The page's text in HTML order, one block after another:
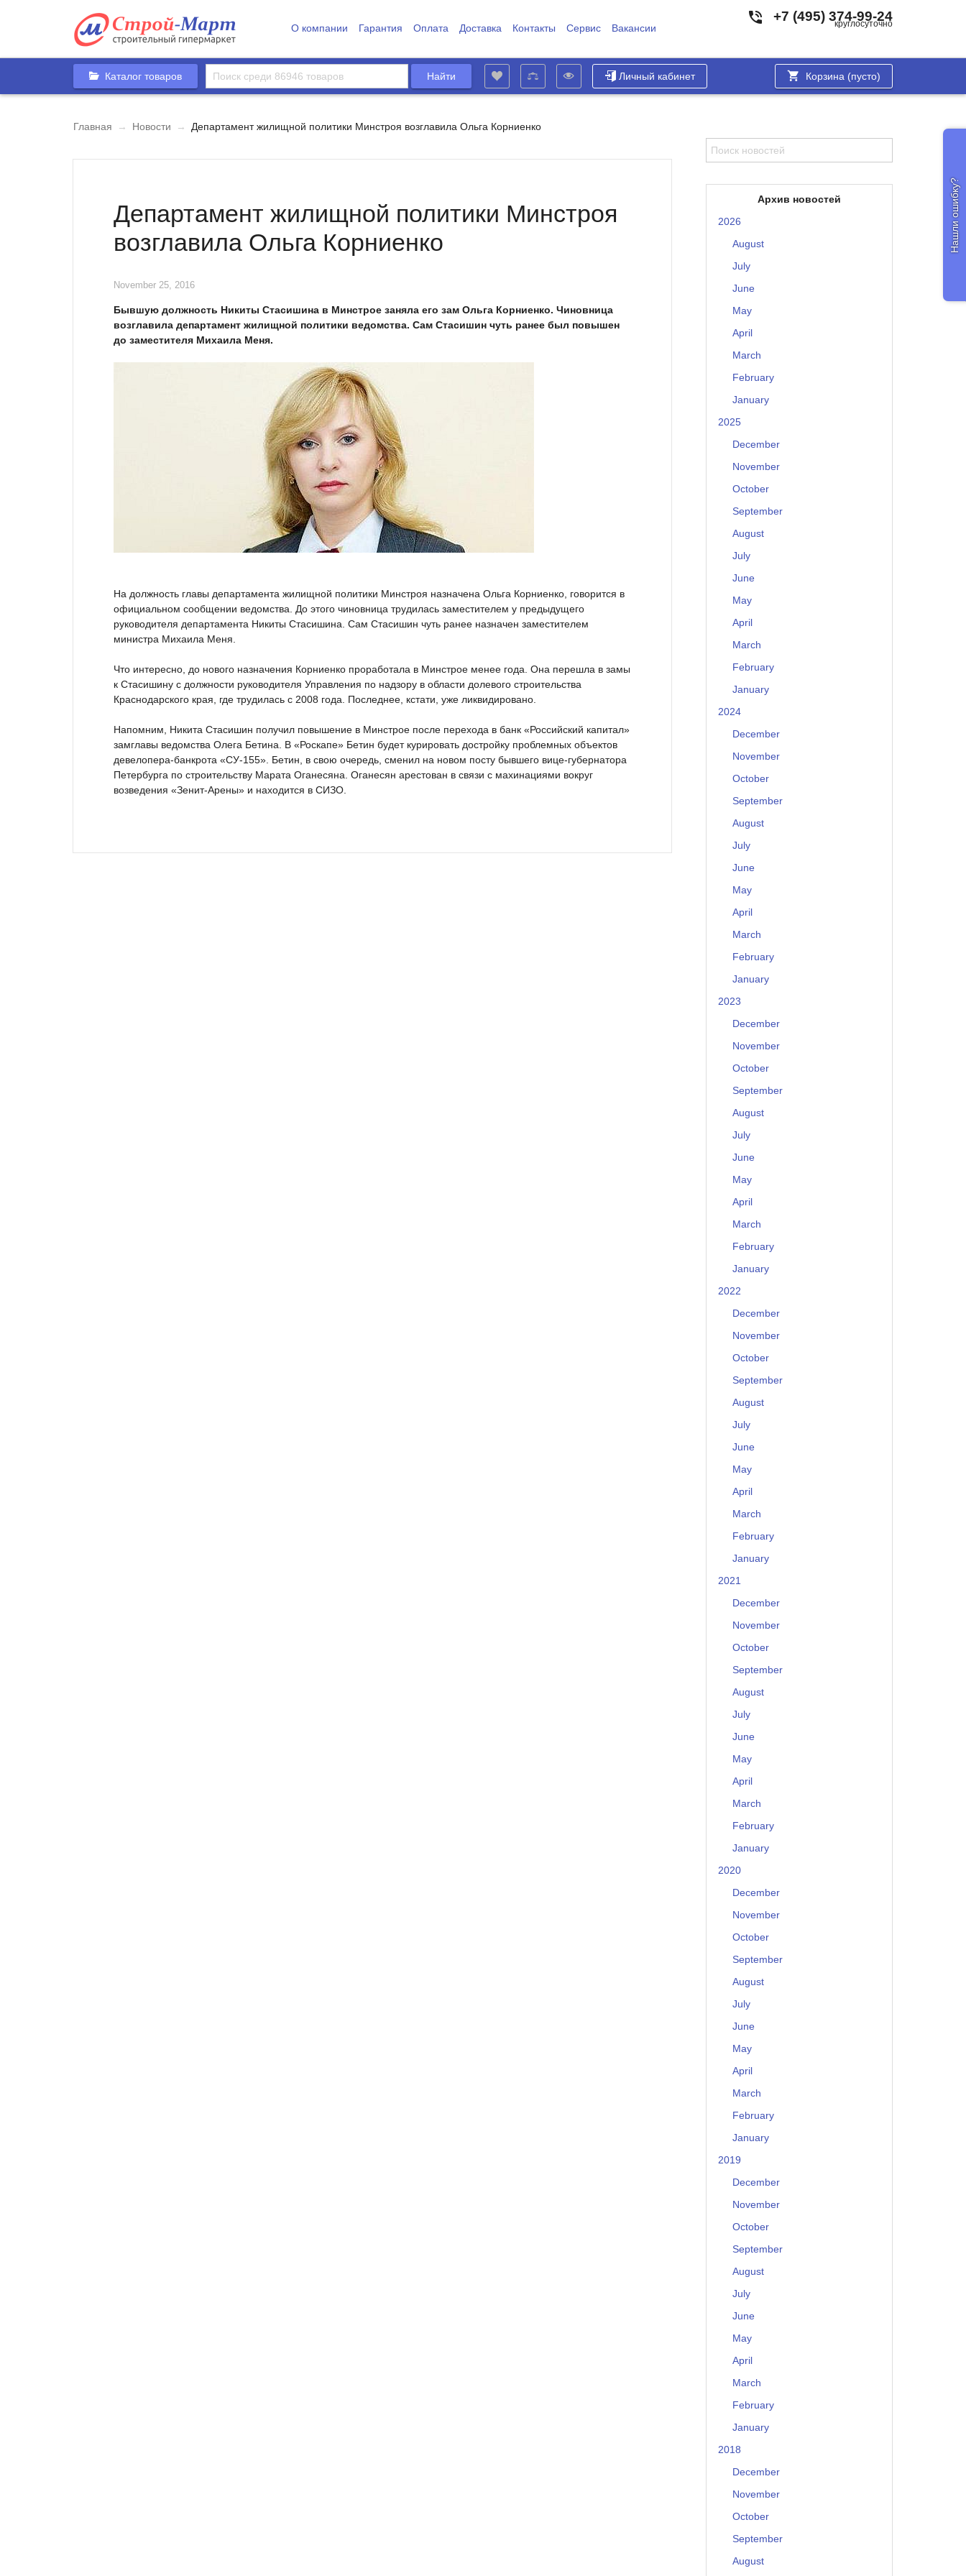
О компании Гарантия Оплата Доставка Контакты Сервис Вакансии
+7 (495) 374-99-24
круглосуточно
Каталог товаров Личный кабинет Корзина (пусто)
Главная → Новости → Департамент жилищной политики Минстроя возглавила Ольга Корниенко
Департамент жилищной политики Минстроя
возглавила Ольга Корниенко
November 25, 2016
Бывшую должность Никиты Стасишина в Минстрое заняла его зам Ольга Корниенко. Чиновница
возглавила департамент жилищной политики ведомства. Сам Стасишин чуть ранее был повышен
до заместителя Михаила Меня.
На должность главы департамента жилищной политики Минстроя назначена Ольга Корниенко, говорится в
официальном сообщении ведомства. До этого чиновница трудилась заместителем у предыдущего
руководителя департамента Никиты Стасишина. Сам Стасишин чуть ранее назначен заместителем
министра Михаила Меня.
Что интересно, до нового назначения Корниенко проработала в Минстрое менее года. Она перешла в замы
к Стасишину с должности руководителя Управления по надзору в области долевого строительства
Краснодарского края, где трудилась с 2008 года. Последнее, кстати, уже ликвидировано.
Напомним, Никита Стасишин получил повышение в Минстрое после перехода в банк «Российский капитал»
замглавы ведомства Олега Бетина. В «Роскапе» Бетин будет курировать достройку проблемных объектов
девелопера-банкрота «СУ-155». Бетин, в свою очередь, сменил на новом посту бывшего вице-губернатора
Петербурга по строительству Марата Оганесяна. Оганесян арестован в связи с махинациями вокруг
возведения «Зенит-Арены» и находится в СИЗО.
Архив новостей
2026
August
July
June
May
April
March
February
January
2025
December
November
October
September
August
July
June
May
April
March
February
January
2024
December
November
October
September
August
July
June
May
April
March
February
January
2023
December
November
October
September
August
July
June
May
April
March
February
January
2022
December
November
October
September
August
July
June
May
April
March
February
January
2021
December
November
October
September
August
July
June
May
April
March
February
January
2020
December
November
October
September
August
July
June
May
April
March
February
January
2019
December
November
October
September
August
July
June
May
April
March
February
January
2018
December
November
October
September
August
Нашли ошибку?